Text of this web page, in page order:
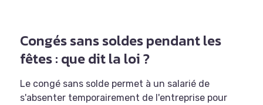
Congés sans soldes pendant les
fêtes : que dit la loi ?
Le congé sans solde permet à un salarié de
s'absenter temporairement de l'entreprise pour